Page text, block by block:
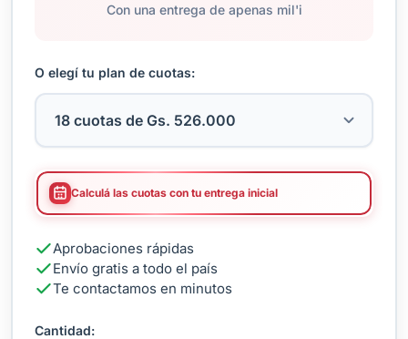
Con una entrega de apenas mil'i
O elegí tu plan de cuotas:
Calculá las cuotas con tu entrega inicial
Aprobaciones rápidas
Envío gratis a todo el país
Te contactamos en minutos
Cantidad: